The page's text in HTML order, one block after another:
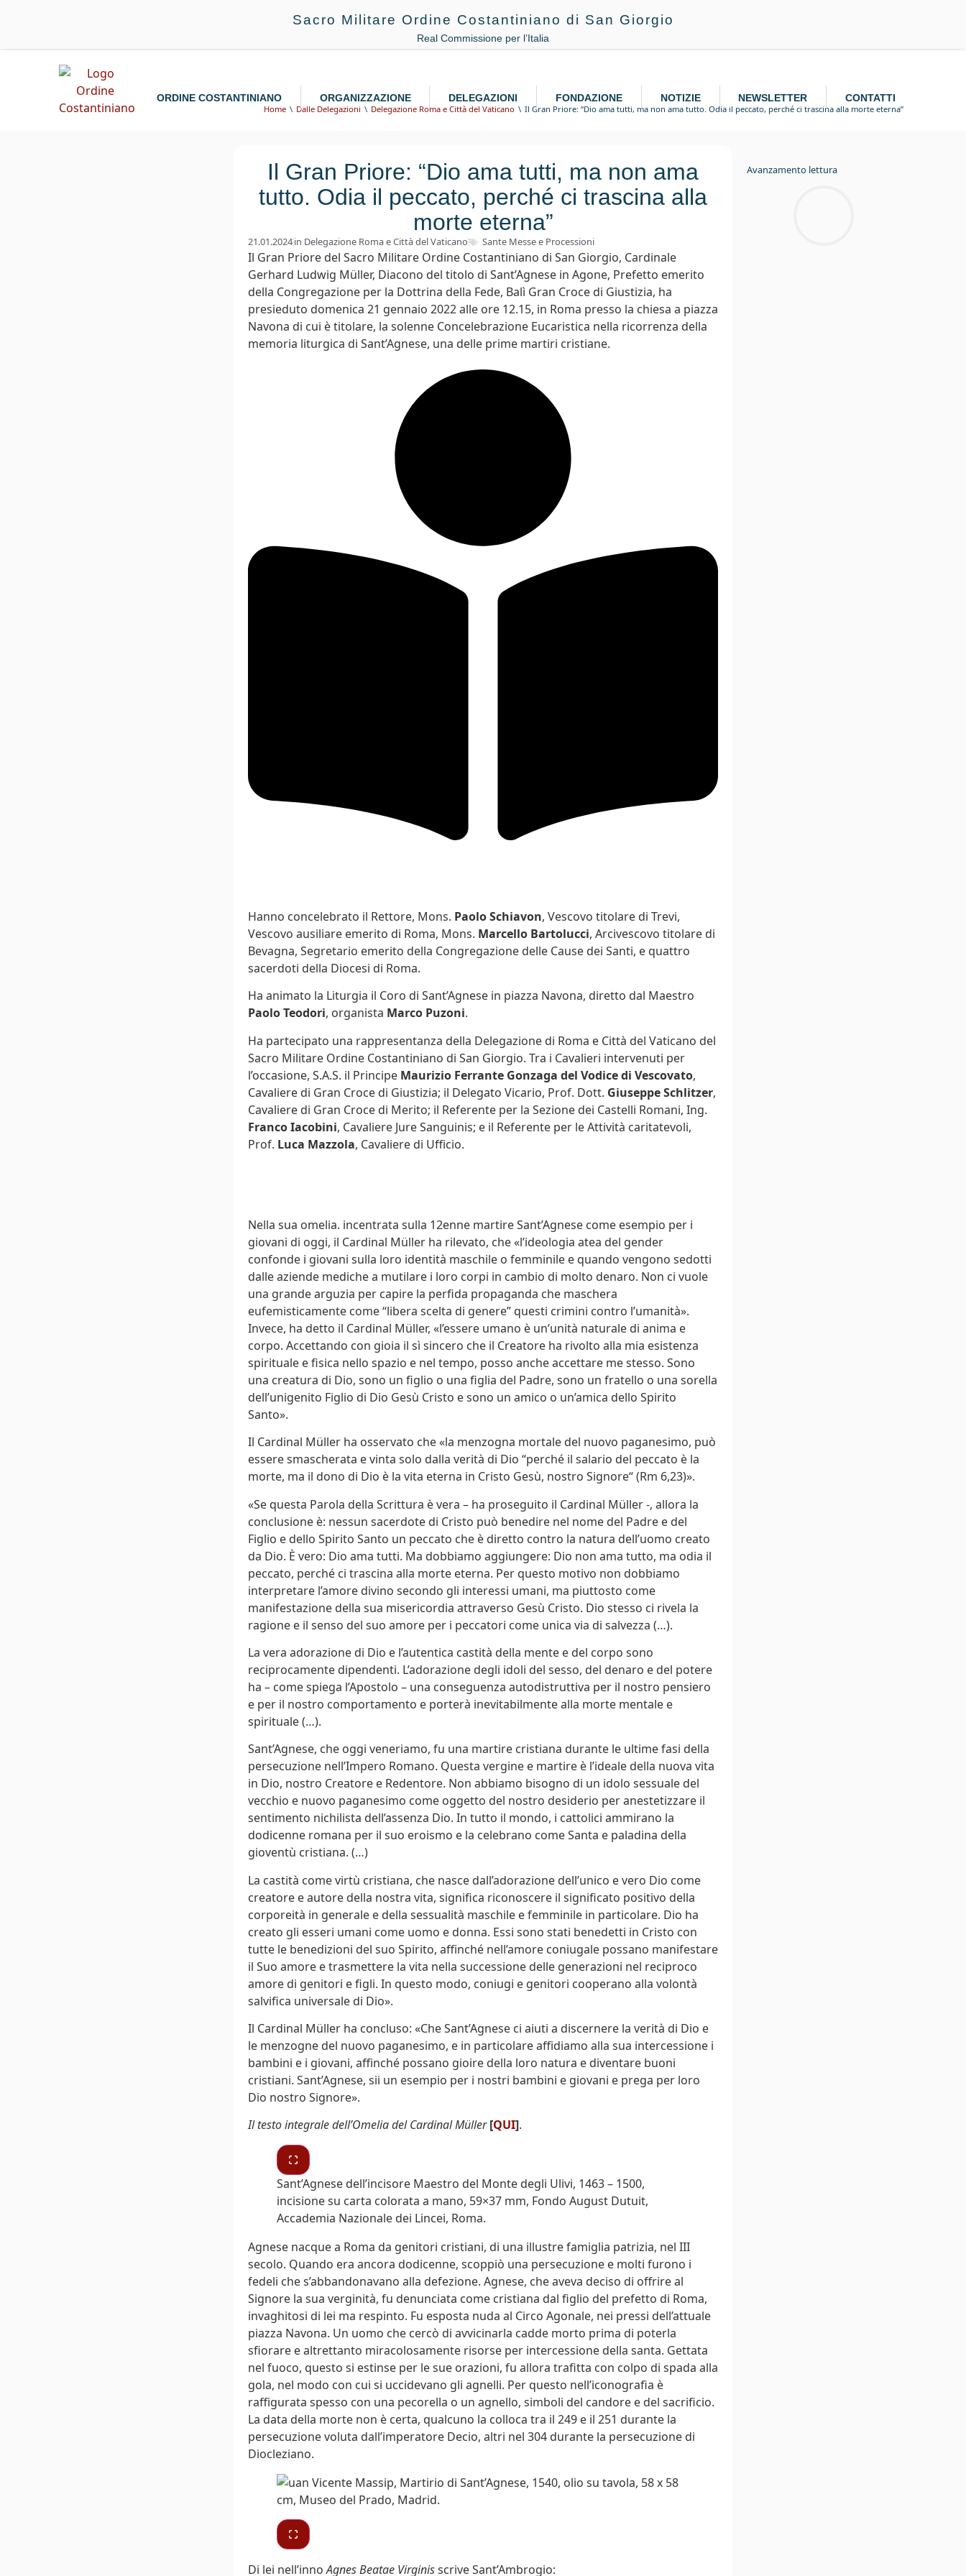
Sacro Militare Ordine Costantiniano di San Giorgio
Real Commissione per l’Italia
ORDINE COSTANTINIANO ORGANIZZAZIONE DELEGAZIONI FONDAZIONE NOTIZIE NEWSLETTER CONTATTI
Home Dalle Delegazioni Delegazione Roma e Città del Vaticano Il Gran Priore: “Dio ama tutti, ma non ama tutto. Odia il peccato, perché ci trascina alla morte eterna”
Il Gran Priore: “Dio ama tutti, ma non ama
tutto. Odia il peccato, perché ci trascina alla
morte eterna”
21.01.2024in Delegazione Roma e Città del Vaticano Sante Messe e Processioni
Il Gran Priore del Sacro Militare Ordine Costantiniano di San Giorgio, Cardinale
Gerhard Ludwig Müller, Diacono del titolo di Sant’Agnese in Agone, Prefetto emerito
della Congregazione per la Dottrina della Fede, Balì Gran Croce di Giustizia, ha
presieduto domenica 21 gennaio 2022 alle ore 12.15, in Roma presso la chiesa a piazza
Navona di cui è titolare, la solenne Concelebrazione Eucaristica nella ricorrenza della
memoria liturgica di Sant’Agnese, una delle prime martiri cristiane.
Hanno concelebrato il Rettore, Mons. Paolo Schiavon, Vescovo titolare di Trevi,
Vescovo ausiliare emerito di Roma, Mons. Marcello Bartolucci, Arcivescovo titolare di
Bevagna, Segretario emerito della Congregazione delle Cause dei Santi, e quattro
sacerdoti della Diocesi di Roma.
Ha animato la Liturgia il Coro di Sant’Agnese in piazza Navona, diretto dal Maestro
Paolo Teodori, organista Marco Puzoni.
Ha partecipato una rappresentanza della Delegazione di Roma e Città del Vaticano del
Sacro Militare Ordine Costantiniano di San Giorgio. Tra i Cavalieri intervenuti per
l’occasione, S.A.S. il Principe Maurizio Ferrante Gonzaga del Vodice di Vescovato,
Cavaliere di Gran Croce di Giustizia; il Delegato Vicario, Prof. Dott. Giuseppe Schlitzer,
Cavaliere di Gran Croce di Merito; il Referente per la Sezione dei Castelli Romani, Ing.
Franco Iacobini, Cavaliere Jure Sanguinis; e il Referente per le Attività caritatevoli,
Prof. Luca Mazzola, Cavaliere di Ufficio.
Nella sua omelia. incentrata sulla 12enne martire Sant’Agnese come esempio per i
giovani di oggi, il Cardinal Müller ha rilevato, che «l’ideologia atea del gender
confonde i giovani sulla loro identità maschile o femminile e quando vengono sedotti
dalle aziende mediche a mutilare i loro corpi in cambio di molto denaro. Non ci vuole
una grande arguzia per capire la perfida propaganda che maschera
eufemisticamente come “libera scelta di genere” questi crimini contro l’umanità».
Invece, ha detto il Cardinal Müller, «l’essere umano è un’unità naturale di anima e
corpo. Accettando con gioia il sì sincero che il Creatore ha rivolto alla mia esistenza
spirituale e fisica nello spazio e nel tempo, posso anche accettare me stesso. Sono
una creatura di Dio, sono un figlio o una figlia del Padre, sono un fratello o una sorella
dell’unigenito Figlio di Dio Gesù Cristo e sono un amico o un’amica dello Spirito
Santo».
Il Cardinal Müller ha osservato che «la menzogna mortale del nuovo paganesimo, può
essere smascherata e vinta solo dalla verità di Dio “perché il salario del peccato è la
morte, ma il dono di Dio è la vita eterna in Cristo Gesù, nostro Signore“ (Rm 6,23)».
«Se questa Parola della Scrittura è vera – ha proseguito il Cardinal Müller -, allora la
conclusione è: nessun sacerdote di Cristo può benedire nel nome del Padre e del
Figlio e dello Spirito Santo un peccato che è diretto contro la natura dell’uomo creato
da Dio. È vero: Dio ama tutti. Ma dobbiamo aggiungere: Dio non ama tutto, ma odia il
peccato, perché ci trascina alla morte eterna. Per questo motivo non dobbiamo
interpretare l’amore divino secondo gli interessi umani, ma piuttosto come
manifestazione della sua misericordia attraverso Gesù Cristo. Dio stesso ci rivela la
ragione e il senso del suo amore per i peccatori come unica via di salvezza (…).
La vera adorazione di Dio e l’autentica castità della mente e del corpo sono
reciprocamente dipendenti. L’adorazione degli idoli del sesso, del denaro e del potere
ha – come spiega l’Apostolo – una conseguenza autodistruttiva per il nostro pensiero
e per il nostro comportamento e porterà inevitabilmente alla morte mentale e
spirituale (…).
Sant’Agnese, che oggi veneriamo, fu una martire cristiana durante le ultime fasi della
persecuzione nell’Impero Romano. Questa vergine e martire è l’ideale della nuova vita
in Dio, nostro Creatore e Redentore. Non abbiamo bisogno di un idolo sessuale del
vecchio e nuovo paganesimo come oggetto del nostro desiderio per anestetizzare il
sentimento nichilista dell’assenza Dio. In tutto il mondo, i cattolici ammirano la
dodicenne romana per il suo eroismo e la celebrano come Santa e paladina della
gioventù cristiana. (…)
La castità come virtù cristiana, che nasce dall’adorazione dell’unico e vero Dio come
creatore e autore della nostra vita, significa riconoscere il significato positivo della
corporeità in generale e della sessualità maschile e femminile in particolare. Dio ha
creato gli esseri umani come uomo e donna. Essi sono stati benedetti in Cristo con
tutte le benedizioni del suo Spirito, affinché nell’amore coniugale possano manifestare
il Suo amore e trasmettere la vita nella successione delle generazioni nel reciproco
amore di genitori e figli. In questo modo, coniugi e genitori cooperano alla volontà
salvifica universale di Dio».
Il Cardinal Müller ha concluso: «Che Sant’Agnese ci aiuti a discernere la verità di Dio e
le menzogne del nuovo paganesimo, e in particolare affidiamo alla sua intercessione i
bambini e i giovani, affinché possano gioire della loro natura e diventare buoni
cristiani. Sant’Agnese, sii un esempio per i nostri bambini e giovani e prega per loro
Dio nostro Signore».
Il testo integrale dell’Omelia del Cardinal Müller [QUI].
Sant’Agnese dell’incisore Maestro del Monte degli Ulivi, 1463 – 1500,
incisione su carta colorata a mano, 59×37 mm, Fondo August Dutuit,
Accademia Nazionale dei Lincei, Roma.
Agnese nacque a Roma da genitori cristiani, di una illustre famiglia patrizia, nel III
secolo. Quando era ancora dodicenne, scoppiò una persecuzione e molti furono i
fedeli che s’abbandonavano alla defezione. Agnese, che aveva deciso di offrire al
Signore la sua verginità, fu denunciata come cristiana dal figlio del prefetto di Roma,
invaghitosi di lei ma respinto. Fu esposta nuda al Circo Agonale, nei pressi dell’attuale
piazza Navona. Un uomo che cercò di avvicinarla cadde morto prima di poterla
sfiorare e altrettanto miracolosamente risorse per intercessione della santa. Gettata
nel fuoco, questo si estinse per le sue orazioni, fu allora trafitta con colpo di spada alla
gola, nel modo con cui si uccidevano gli agnelli. Per questo nell’iconografia è
raffigurata spesso con una pecorella o un agnello, simboli del candore e del sacrificio.
La data della morte non è certa, qualcuno la colloca tra il 249 e il 251 durante la
persecuzione voluta dall’imperatore Decio, altri nel 304 durante la persecuzione di
Diocleziano.
Di lei nell’innoAgnes Beatae Virginisscrive Sant’Ambrogio:
Avanzamento lettura